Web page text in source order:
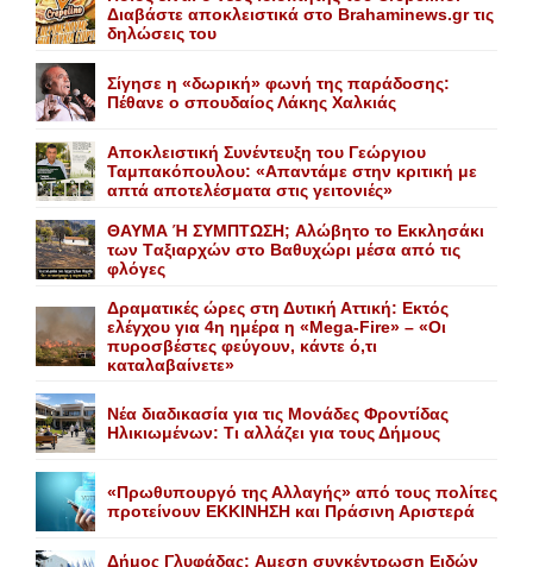
Διαβάστε αποκλειστικά στο Brahaminews.gr τις
δηλώσεις του
Σίγησε η «δωρική» φωνή της παράδοσης:
Πέθανε o σπουδαίος Λάκης Xαλκιάς
Αποκλειστική Συνέντευξη του Γεώργιου
Ταμπακόπουλου: «Απαντάμε στην κριτική με
απτά αποτελέσματα στις γειτονιές»
ΘΑΥΜΑ Ή ΣΥΜΠΤΩΣΗ; Aλώβητο το Eκκλησάκι
των Tαξιαρχών στο Bαθυχώρι μέσα από τις
φλόγες
Δραματικές ώρες στη Δυτική Αττική: Εκτός
ελέγχου για 4η ημέρα η «Mega-Fire» – «Οι
πυροσβέστες φεύγουν, κάντε ό,τι
καταλαβαίνετε»
Nέα διαδικασία για τις Mονάδες Φροντίδας
Hλικιωμένων: Tι αλλάζει για τους Δήμους
«Πρωθυπουργό της Αλλαγής» από τους πολίτες
προτείνουν EKKINHΣΗ και Πράσινη Αριστερά
Δήμος Γλυφάδας: Aμεση συγκέντρωση Eιδών